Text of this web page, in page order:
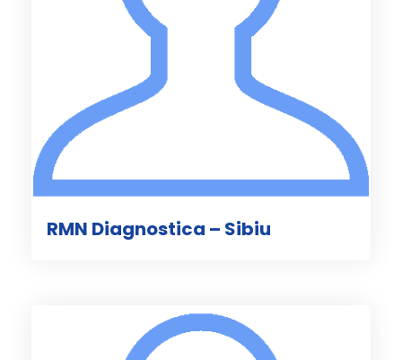
RMN Diagnostica – Sibiu